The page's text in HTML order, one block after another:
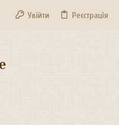
Увійти Реєстрація